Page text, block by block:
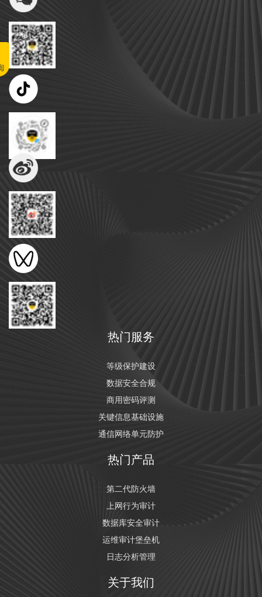
热门服务
等级保护建设
数据安全合规
商用密码评测
关键信息基础设施
通信网络单元防护
热门产品
第二代防火墙
上网行为审计
数据库安全审计
运维审计堡垒机
日志分析管理
关于我们